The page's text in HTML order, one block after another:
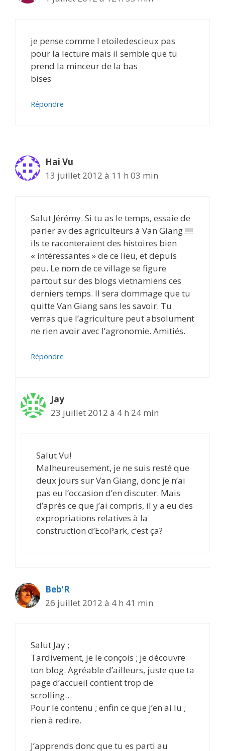
je pense comme l etoiledescieux pas
pour la lecture mais il semble que tu
prend la minceur de la bas
bises
Répondre
Hai Vu
13 juillet 2012 à 11 h 03 min
Salut Jérémy. Si tu as le temps, essaie de
parler av des agriculteurs à Van Giang !!!!
ils te raconteraient des histoires bien
« intéressantes » de ce lieu, et depuis
peu. Le nom de ce village se figure
partout sur des blogs vietnamiens ces
derniers temps. Il sera dommage que tu
quitte Van Giang sans les savoir. Tu
verras que l’agriculture peut absolument
ne rien avoir avec l’agronomie. Amitiés.
Répondre
Jay
23 juillet 2012 à 4 h 24 min
Salut Vu!
Malheureusement, je ne suis resté que
deux jours sur Van Giang, donc je n’ai
pas eu l’occasion d’en discuter. Mais
d’après ce que j’ai compris, il y a eu des
expropriations relatives à la
construction d’EcoPark, c’est ça?
Beb'R
26 juillet 2012 à 4 h 41 min
Salut Jay ;
Tardivement, je le conçois ; je découvre
ton blog. Agréable d’ailleurs, juste que ta
page d’accueil contient trop de
scrolling…
Pour le contenu ; enfin ce que j’en ai lu ;
rien à redire.
J’apprends donc que tu es parti au